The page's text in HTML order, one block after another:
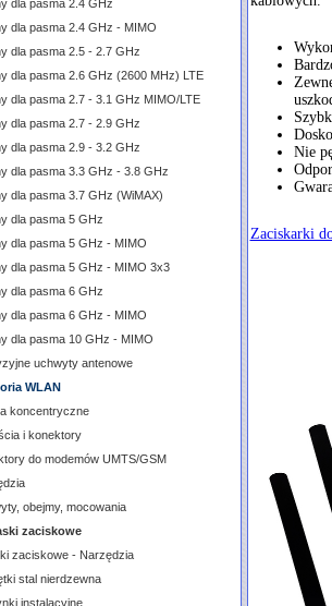
dla pasma 2.4 GHz
dla pasma 2.4 GHz - MIMO
dla pasma 2.5 - 2.7 GHz
dla pasma 2.6 GHz (2600 MHz) LTE
dla pasma 2.7 - 3.1 GHz MIMO/LTE
dla pasma 2.7 - 2.9 GHz
dla pasma 2.9 - 3.2 GHz
dla pasma 3.3 GHz - 3.8 GHz
dla pasma 3.7 GHz (WiMAX)
dla pasma 5 GHz
dla pasma 5 GHz - MIMO
dla pasma 5 GHz - MIMO 3x3
dla pasma 6 GHz
dla pasma 6 GHz - MIMO
dla pasma 10 GHz - MIMO
uchwyty antenowe
WLAN
koncentryczne
i konektory
do modemów UMTS/GSM
obejmy, mocowania
zaciskowe
zaciskowe - Narzędzia
stal nierdzewna
instalacyjne
Nie
Zaciskarki